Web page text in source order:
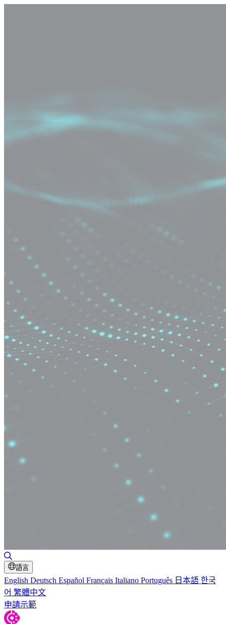
切換搜尋
語言
English Deutsch Español Français Italiano Português 日本語 한국
어 繁體中文
申請示範